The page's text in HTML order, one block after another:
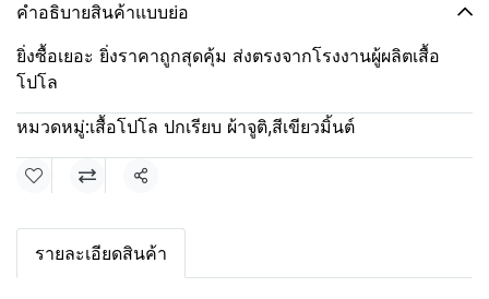
คำอธิบายสินค้าแบบย่อ
ยิ่งซื้อเยอะ ยิ่งราคาถูกสุดคุ้ม ส่งตรงจากโรงงานผู้ผลิตเสื้อ
โปโล
หมวดหมู่:เสื้อโปโล ปกเรียบ ผ้าจูติ,สีเขียวมิ้นต์
แชร์
รายละเอียดสินค้า